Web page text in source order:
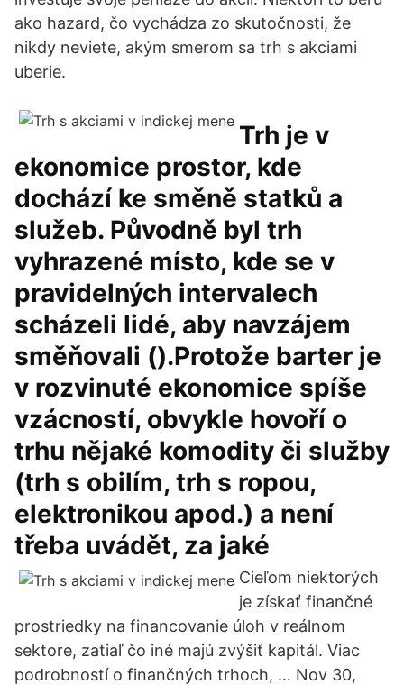
ako hazard, čo vychádza zo skutočnosti, že
nikdy neviete, akým smerom sa trh s akciami
uberie.
Trh je v
ekonomice prostor, kde
dochází ke směně statků a
služeb. Původně byl trh
vyhrazené místo, kde se v
pravidelných intervalech
scházeli lidé, aby navzájem
směňovali ().Protože barter je
v rozvinuté ekonomice spíše
vzácností, obvykle hovoří o
trhu nějaké komodity či služby
(trh s obilím, trh s ropou,
elektronikou apod.) a není
třeba uvádět, za jaké
Cieľom niektorých
je získať finančné
prostriedky na financovanie úloh v reálnom
sektore, zatiaľ čo iné majú zvýšiť kapitál. Viac
podrobností o finančných trhoch, … Nov 30,